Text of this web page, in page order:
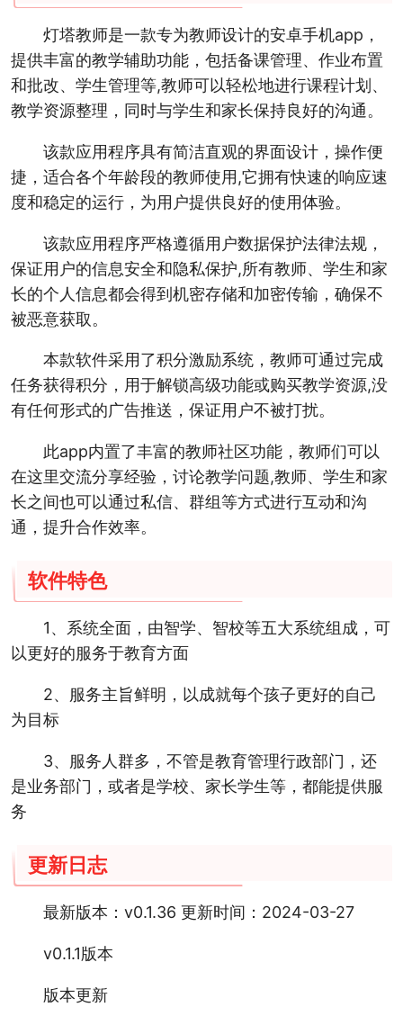
灯塔教师是一款专为教师设计的安卓手机app，
提供丰富的教学辅助功能，包括备课管理、作业布置
和批改、学生管理等,教师可以轻松地进行课程计划、
教学资源整理，同时与学生和家长保持良好的沟通。
该款应用程序具有简洁直观的界面设计，操作便
捷，适合各个年龄段的教师使用,它拥有快速的响应速
度和稳定的运行，为用户提供良好的使用体验。
该款应用程序严格遵循用户数据保护法律法规，
保证用户的信息安全和隐私保护,所有教师、学生和家
长的个人信息都会得到机密存储和加密传输，确保不
被恶意获取。
本款软件采用了积分激励系统，教师可通过完成
任务获得积分，用于解锁高级功能或购买教学资源,没
有任何形式的广告推送，保证用户不被打扰。
此app内置了丰富的教师社区功能，教师们可以
在这里交流分享经验，讨论教学问题,教师、学生和家
长之间也可以通过私信、群组等方式进行互动和沟
通，提升合作效率。
软件特色
1、系统全面，由智学、智校等五大系统组成，可
以更好的服务于教育方面
2、服务主旨鲜明，以成就每个孩子更好的自己
为目标
3、服务人群多，不管是教育管理行政部门，还
是业务部门，或者是学校、家长学生等，都能提供服
务
更新日志
最新版本：v0.1.36 更新时间：2024-03-27
v0.1.1版本
版本更新